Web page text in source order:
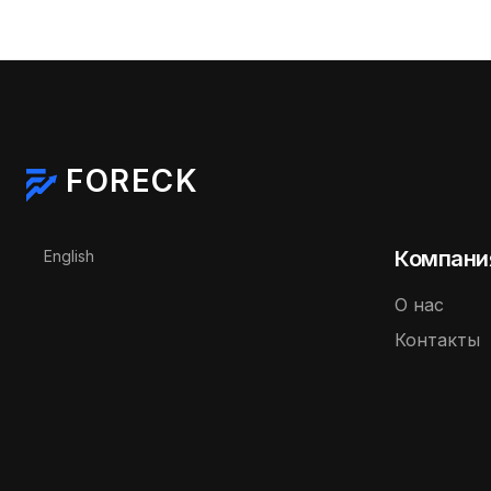
FORECK
Выберите язык
English
О нас
Контакты